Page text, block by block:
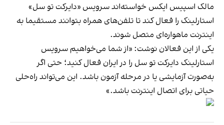
مالک اسپیس ایکس خواسته‌اند سرویس «دایرکت تو سل»
استارلینک را فعال کند تا تلفن‌های همراه بتوانند مستقیما به
اینترنت ماهواره‌ای متصل شوند.
یکی از این فعالان نوشت: «از شما می‌خواهیم سرویس
استارلینک دایرکت تو سل را در ایران فعال کنید؛ حتی اگر
به‌صورت آزمایشی یا در مرحله آزمون باشد. این می‌تواند راه‌حلی
حیاتی برای اتصال اینترنت باشد.»